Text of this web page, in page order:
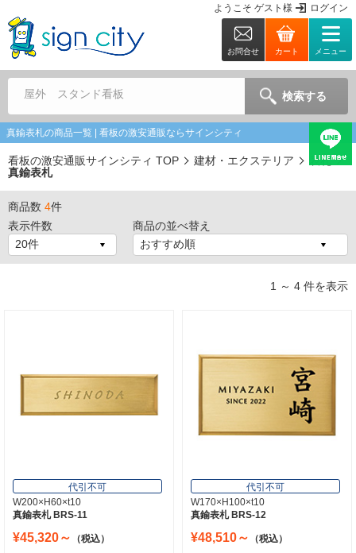
ようこそ ゲスト 様 ログイン
お問合せ カート メニュー
屋外 スタンド看板 検索する
真鍮表札の商品一覧 | 看板の激安通販ならサインシティ
看板の激安通販サインシティ TOP 建材・エクステリア
表札
真鍮表札
商品数 4件
表示件数
商品の並べ替え
1 ～ 4 件を表示
代引不可
W200×H60×t10
真鍮表札 BRS-11
¥45,320～
（税込）
代引不可
W170×H100×t10
真鍮表札 BRS-12
¥48,510～
（税込）